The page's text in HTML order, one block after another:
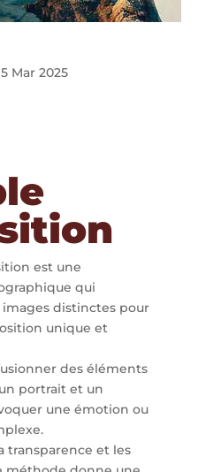
5 Mar 2025
est une
qui
distinctes pour
unique et
des éléments
portrait et un
une émotion ou
transparence et les